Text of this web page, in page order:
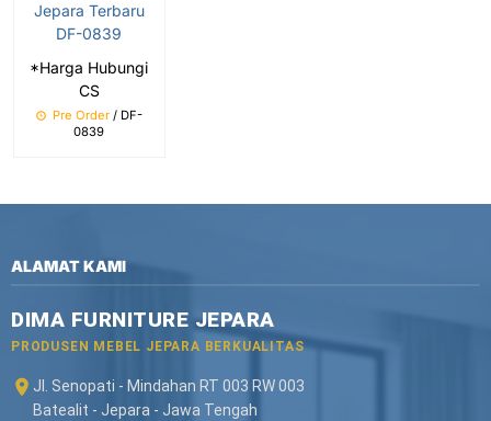
Jepara Terbaru
DF-0839
*Harga Hubungi
CS
Pre Order/ DF-
0839
ALAMAT KAMI
DIMA FURNITURE JEPARA
PRODUSEN MEBEL JEPARA BERKUALITAS
Jl. Senopati - Mindahan RT 003 RW 003
Batealit - Jepara - Jawa Tengah